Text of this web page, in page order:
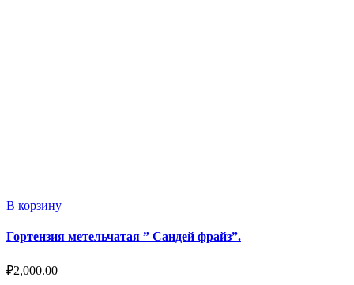
В корзину
Гортензия метельчатая ” Сандей фрайз”.
₽2,000.00